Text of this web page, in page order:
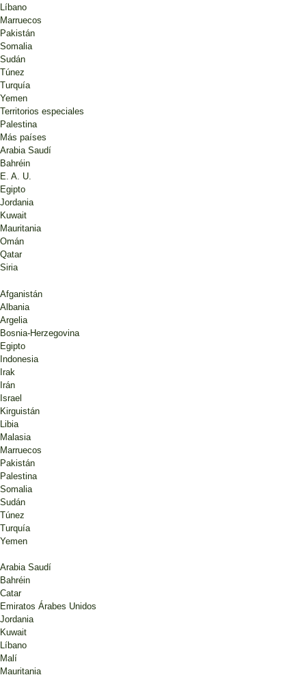
Líbano
Marruecos
Pakistán
Somalia
Sudán
Túnez
Turquía
Yemen
Territorios especiales
Palestina
Más países
Arabia Saudí
Bahréin
E. A. U.
Egipto
Jordania
Kuwait
Mauritania
Omán
Qatar
Siria
Afganistán
Albania
Argelia
Bosnia-Herzegovina
Egipto
Indonesia
Irak
Irán
Israel
Kirguistán
Libia
Malasia
Marruecos
Pakistán
Palestina
Somalia
Sudán
Túnez
Turquía
Yemen
Arabia Saudí
Bahréin
Catar
Emiratos Árabes Unidos
Jordania
Kuwait
Líbano
Malí
Mauritania